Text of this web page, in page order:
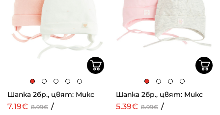
Шапка 2бр., цвят: Микс
7.19€ 8.99€ /
Шапка 2бр., цвят: Микс
5.39€ 8.99€ /